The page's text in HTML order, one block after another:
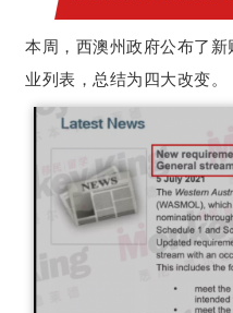
本周，西澳州政府公布了
业列表，总结为四大改变。